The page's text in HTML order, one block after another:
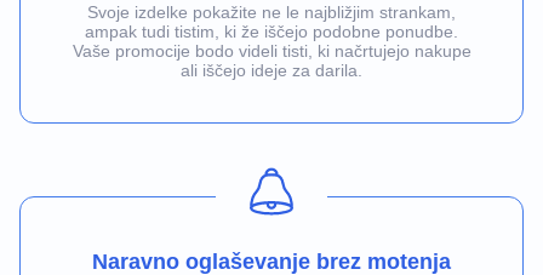
Svoje izdelke pokažite ne le najbližjim strankam,
ampak tudi tistim, ki že iščejo podobne ponudbe.
Vaše promocije bodo videli tisti, ki načrtujejo nakupe
ali iščejo ideje za darila.
Naravno oglaševanje brez motenja